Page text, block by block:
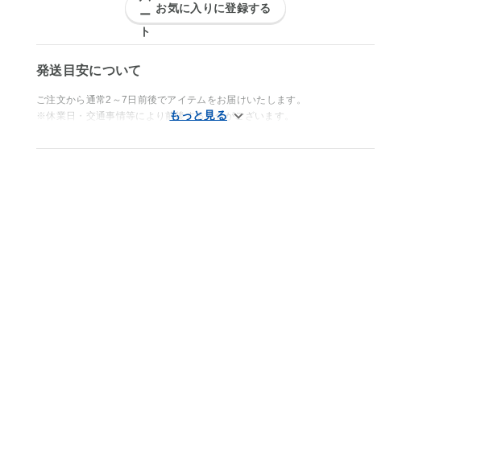
お気に入りに登録する
発送目安について
ご注文から通常2～7日前後でアイテムをお届けいたします。
※休業日・交通事情等により前後する場合がございます。